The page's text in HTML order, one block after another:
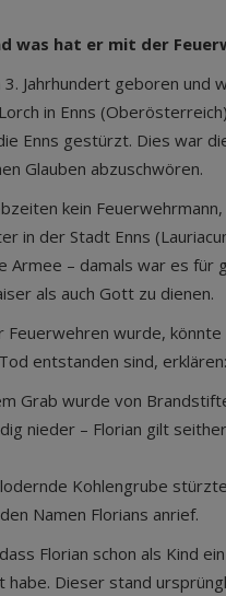
was hat er mit der
Jahrhundert geboren und
in Enns
Enns gestürzt. Dies war
Glauben abzuschwören.
kein
in der Stadt Enns
– damals war es für
als auch Gott zu dienen.
wurde, könnte
entstanden sind, erklären:
Grab wurde von
nieder – Florian gilt
Kohlengrube
Namen Florians anrief.
Florian schon als Kind
habe. Dieser stand